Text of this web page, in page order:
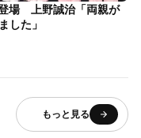
場 上野誠治「両親が
した」
もっと見る